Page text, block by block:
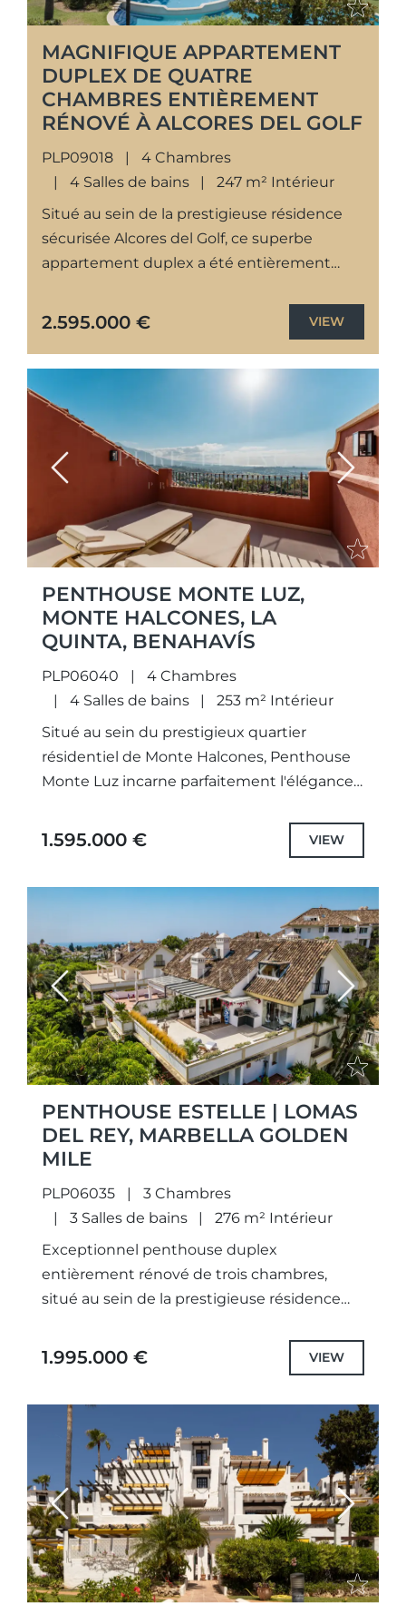
MAGNIFIQUE APPARTEMENT
DUPLEX DE QUATRE
CHAMBRES ENTIÈREMENT
RÉNOVÉ À ALCORES DEL GOLF
PLP09018
4 Chambres
4 Salles de bains
247 m² Intérieur
Situé au sein de la prestigieuse résidence
sécurisée Alcores del Golf, ce superbe
appartement duplex a été entièrement
élevés. Il offre des intérieurs
2.595.000 € VIEW
Previous Next
PENTHOUSE MONTE LUZ,
MONTE HALCONES, LA
QUINTA, BENAHAVÍS
PLP06040
4 Chambres
4 Salles de bains
253 m² Intérieur
Situé au sein du prestigieux quartier
résidentiel de Monte Halcones, Penthouse
Monte Luz incarne parfaitement l'élégance
méditerranéen. Bénéficiant d'une position
dominante et d'une orientation plein...
1.595.000 € VIEW
Previous Next
PENTHOUSE ESTELLE | LOMAS
DEL REY, MARBELLA GOLDEN
MILE
PLP06035
3 Chambres
3 Salles de bains
276 m² Intérieur
Exceptionnel penthouse duplex
entièrement rénové de trois chambres,
situé au sein de la prestigieuse résidence
exclusive Golden Mile de Marbella.Offrant
1.995.000 € VIEW
Previous Next